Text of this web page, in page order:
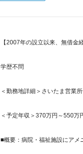
【2007年の設立以来、無借金
学歴不問
＜勤務地詳細＞さいたま営業
＜予定年収＞370万円～550万
■概要：病院・福祉施設にアメ